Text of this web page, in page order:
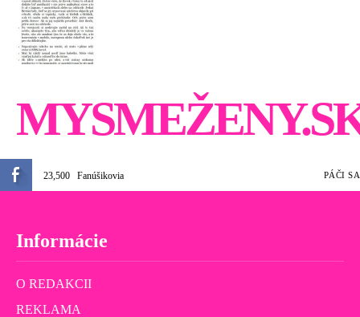
23,500 Fanúšikovia PÁČI SA
Informácie
O REDAKCII
REKLAMA